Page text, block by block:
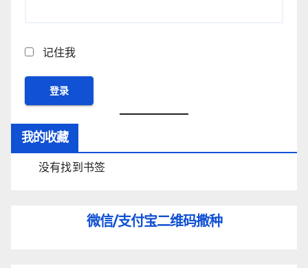
记住我
我的收藏
没有找到书签
微信/支付宝二维码撒种